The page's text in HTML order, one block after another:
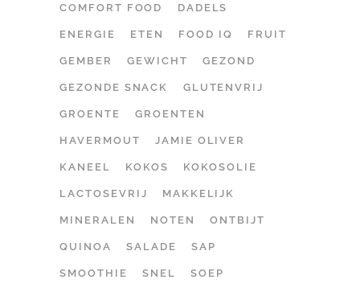
COMFORT FOOD DADELS
ENERGIE ETEN FOOD IQ FRUIT
GEMBER GEWICHT GEZOND
GEZONDE SNACK GLUTENVRIJ
GROENTE GROENTEN
HAVERMOUT JAMIE OLIVER
KANEEL KOKOS KOKOSOLIE
LACTOSEVRIJ MAKKELIJK
MINERALEN NOTEN ONTBIJT
QUINOA SALADE SAP
SMOOTHIE SNEL SOEP